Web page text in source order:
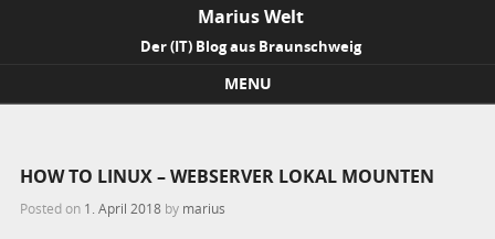
Marius Welt
Der (IT) Blog aus Braunschweig
MENU
HOW TO LINUX – WEBSERVER LOKAL MOUNTEN
Posted on 1. April 2018 by marius